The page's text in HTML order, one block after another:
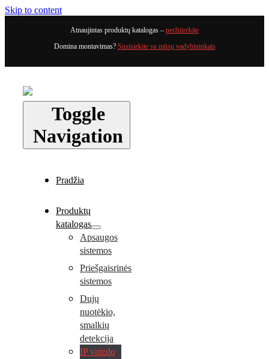
Skip to content
Atnaujintas produktų katalogas – peržiūrėkite
Domina montavimas? Susisiekite su mūsų vadybininkais
Toggle
Navigation
Pradžia
Produktų
katalogas
Apsaugos
sistemos
Priešgaisrinės
sistemos
Dujų
nuotėkio,
smalkių
detekcija
IP vaizdo